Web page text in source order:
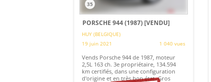
35
PORSCHE 944 (1987)[VENDU]
HUY (BELGIQUE)
19 juin 2021
1 040 vues
Vends Porsche 944 de 1987, moteur
2,5L 163 ch. 3e propriétaire, 134.594
km certifiés, dans une configuration
d'origine et en très bon état. Gros